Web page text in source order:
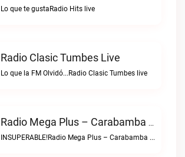
Lo que te gustaRadio Hits live
Radio Clasic Tumbes Live
Lo que la FM Olvidó...Radio Clasic Tumbes live
Radio Mega Plus – Carabamba Live
INSUPERABLE!Radio Mega Plus – Carabamba live